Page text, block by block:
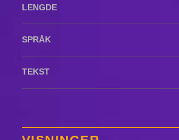
LENGDE
SPRÅK
TEKST